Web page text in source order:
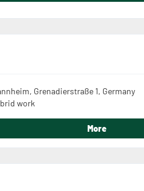
Grenadierstraße 1, Germany
work
More